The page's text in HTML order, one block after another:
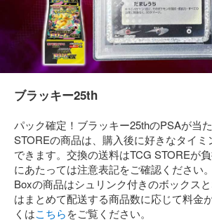
ブラッキー25th
パック確定！ブラッキー25thのPSAが当
STOREの商品は、購入後に好きなタイ
できます。交換の送料はTCG STOREが
にあたっては注意表記をご確認ください
Boxの商品はシュリンク付きのボックスと
はまとめて配送する商品数に応じて料金
くはこちらをご覧ください。